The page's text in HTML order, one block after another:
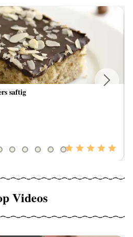
saftig
Videos